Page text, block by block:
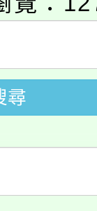
會8/
行。
享有免
收入戶
科技
入校路
業人
尋